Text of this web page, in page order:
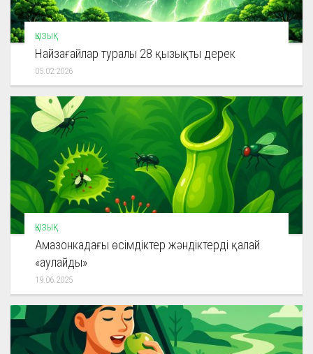
ҚЫЗЫҚ
Найзағайлар туралы 28 қызықты дерек
05.02.2026
ҚЫЗЫҚ
Амазонкадағы өсімдіктер жәндіктерді қалай
«аулайды»
19.06.2025